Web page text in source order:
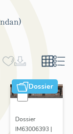
Dossier
Dossier
IM63006393 |